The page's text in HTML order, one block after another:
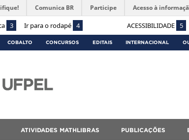
3 Ir para o rodapé 4 ACESSIBILIDADE 5
Comunica BR Participe Acesso à
COBALTO CONCURSOS EDITAIS INTERNACIONAL
ATIVIDADES MATHLIBRAS PUBLICAÇÕES